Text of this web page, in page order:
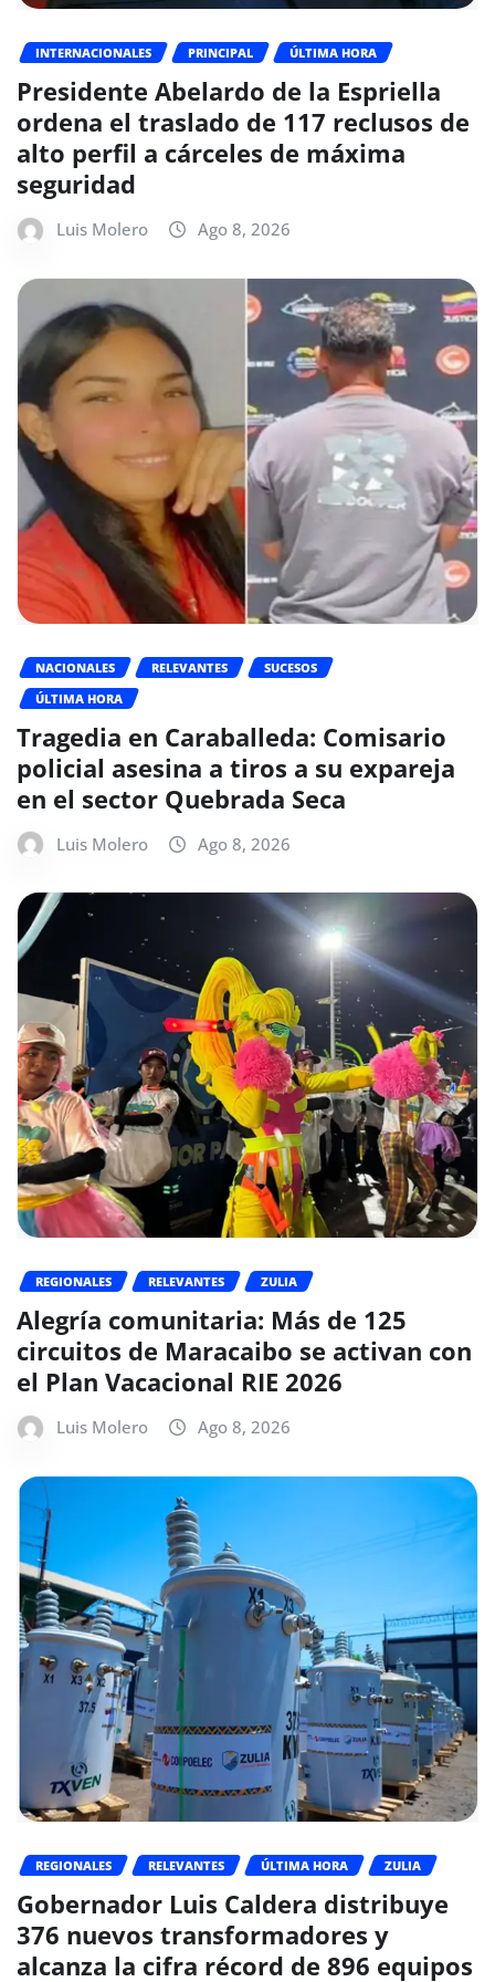
INTERNACIONALES PRINCIPAL ÚLTIMA HORA
Presidente Abelardo de la Espriella
ordena el traslado de 117 reclusos de
alto perfil a cárceles de máxima
seguridad
Luis Molero Ago 8, 2026
NACIONALES RELEVANTES
SUCESOS
ÚLTIMA HORA
Tragedia en Caraballeda: Comisario
policial asesina a tiros a su expareja
en el sector Quebrada Seca
Luis Molero Ago 8, 2026
REGIONALES RELEVANTES ZULIA
Alegría comunitaria: Más de 125
circuitos de Maracaibo se activan con
el Plan Vacacional RIE 2026
Luis Molero Ago 8, 2026
REGIONALES RELEVANTES ÚLTIMA HORA ZULIA
Gobernador Luis Caldera distribuye
376 nuevos transformadores y
alcanza la cifra récord de 896 equipos